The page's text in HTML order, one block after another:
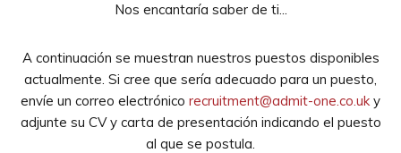
Nos encantaría saber de ti...
A continuación se muestran nuestros puestos disponibles
actualmente. Si cree que sería adecuado para un puesto,
envíe un correo electrónico recruitment@admit-one.co.uky
adjunte su CV y carta de presentación indicando el puesto
al que se postula.